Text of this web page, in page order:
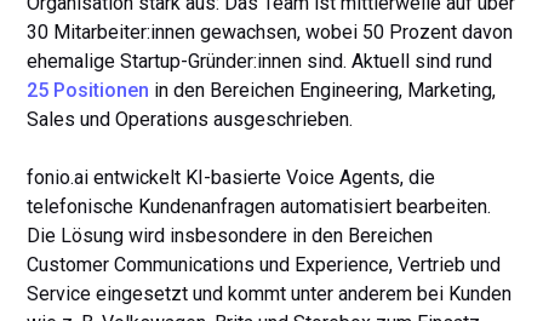
30 Mitarbeiter:innen gewachsen, wobei 50 Prozent davon
ehemalige Startup-Gründer:innen sind. Aktuell sind rund
25 Positionen in den Bereichen Engineering, Marketing,
Sales und Operations ausgeschrieben.
fonio.ai entwickelt KI-basierte Voice Agents, die
telefonische Kundenanfragen automatisiert bearbeiten.
Die Lösung wird insbesondere in den Bereichen
Customer Communications und Experience, Vertrieb und
Service eingesetzt und kommt unter anderem bei Kunden